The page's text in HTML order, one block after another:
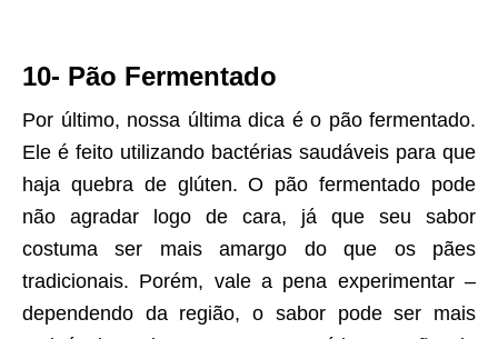
10- Pão Fermentado
Por último, nossa última dica é o pão fermentado.
Ele é feito utilizando bactérias saudáveis para que
haja quebra de glúten. O pão fermentado pode
não agradar logo de cara, já que seu sabor
costuma ser mais amargo do que os pães
tradicionais. Porém, vale a pena experimentar –
dependendo da região, o sabor pode ser mais